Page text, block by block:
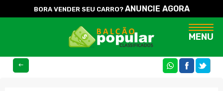
BORA VENDER SEU CARRO? ANUNCIE AGORA
MENU